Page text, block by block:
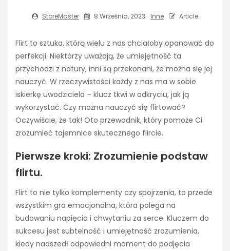
StoreMaster 8 Września, 2023 Inne Article
Flirt to sztuka, którą wielu z nas chciałoby opanować do
perfekcji. Niektórzy uważają, że umiejętność ta
przychodzi z natury, inni są przekonani, że można się jej
nauczyć. W rzeczywistości każdy z nas ma w sobie
iskierkę uwodziciela – klucz tkwi w odkryciu, jak ją
wykorzystać. Czy można nauczyć się flirtować?
Oczywiście, że tak! Oto przewodnik, który pomoże Ci
zrozumieć tajemnice skutecznego flircie.
Pierwsze kroki: Zrozumienie podstaw
flirtu.
Flirt to nie tylko komplementy czy spojrzenia, to przede
wszystkim gra emocjonalna, która polega na
budowaniu napięcia i chwytaniu za serce. Kluczem do
sukcesu jest subtelność i umiejętność zrozumienia,
kiedy nadszedł odpowiedni moment do podjęcia